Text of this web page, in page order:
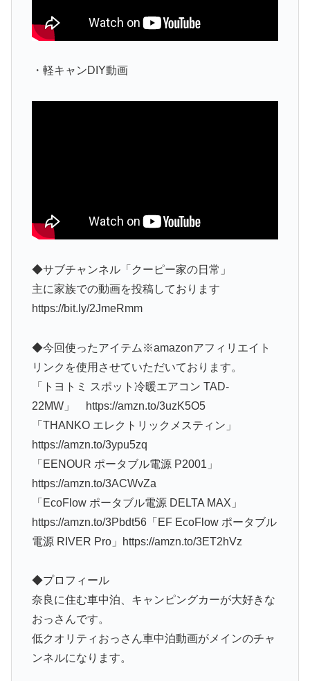
・軽キャンDIY動画
◆サブチャンネル「クーピー家の日常」
主に家族での動画を投稿しております
https://bit.ly/2JmeRmm
◆今回使ったアイテム※amazonアフィリエイト
リンクを使用させていただいております。
「トヨトミ スポット冷暖エアコン TAD-
22MW」 https://amzn.to/3uzK5O5
「THANKO エレクトリックメスティン」
https://amzn.to/3ypu5zq
「EENOUR ポータブル電源 P2001」
https://amzn.to/3ACWvZa
「EcoFlow ポータブル電源 DELTA MAX」
https://amzn.to/3Pbdt56「EF EcoFlow ポータブル
電源 RIVER Pro」https://amzn.to/3ET2hVz
◆プロフィール
奈良に住む車中泊、キャンピングカーが大好きな
おっさんです。
低クオリティおっさん車中泊動画がメインのチャ
ンネルになります。